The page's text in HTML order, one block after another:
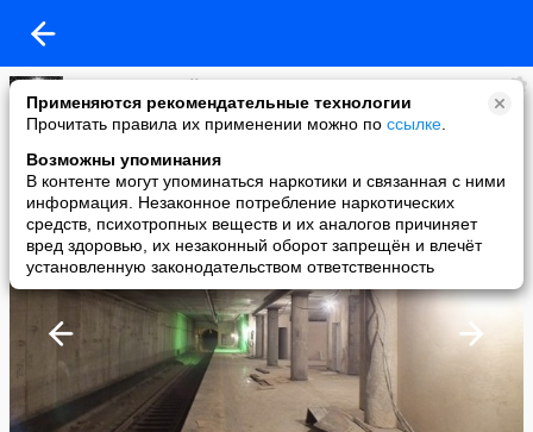
Применяются рекомендательные технологии
Прочитать правила их применении можно по ссылке
Возможны упоминания
В контенте могут упоминаться наркотики и связанная с ними
информация. Незаконное потребление наркотических
средств, психотропных веществ и их аналогов причиняет
вред здоровью, их незаконный оборот запрещён и влечёт
установленную законодательством ответственность
Алекс. Тот самый Алекс.
added a photo
24 May в 11:32